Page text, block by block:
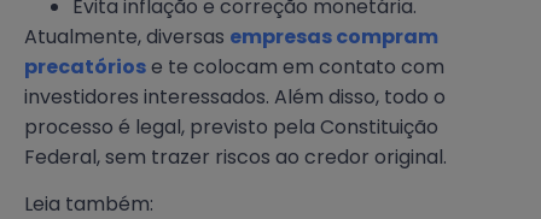
Evita inflação e correção monetária.
Atualmente, diversas empresas compram
precatóriose te colocam em contato com
investidores interessados. Além disso, todo o
processo é legal, previsto pela Constituição
Federal, sem trazer riscos ao credor original.
Leia também: